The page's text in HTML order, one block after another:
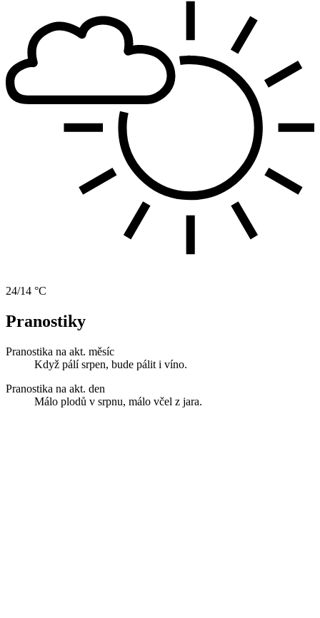
24/14 °C
Pranostiky
Pranostika na akt. měsíc
Když pálí srpen, bude pálit i víno.
Pranostika na akt. den
Málo plodů v srpnu, málo včel z jara.